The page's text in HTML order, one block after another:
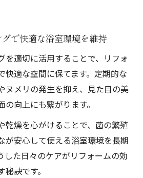
で快適な浴室環境を維持
を適切に活用することで、リフォ
快適な空間に保てます。定期的な
ヌメリの発生を抑え、見た目の美
向上にも繋がります。
乾燥を心がけることで、菌の繁殖
が安心して使える浴室環境を長期
した日々のケアがリフォームの効
訣です。